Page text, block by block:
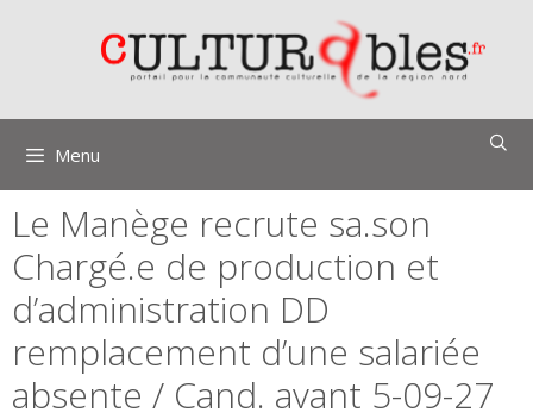
Menu
Le Manège recrute sa.son
Chargé.e de production et
d’administration DD
remplacement d’une salariée
absente / Cand. avant 5-09-27